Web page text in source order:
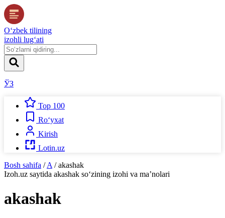
O‘zbek tilining
izohli lug‘ati
ЎЗ
Top 100
Ro‘yxat
Kirish
Lotin.uz
Bosh sahifa / A / akashak
Izoh.uz saytida akashak so‘zining izohi va ma’nolari
akashak